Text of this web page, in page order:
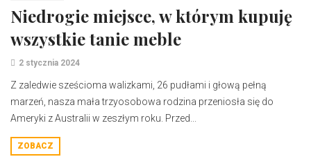
Niedrogie miejsce, w którym kupuję
wszystkie tanie meble
2 stycznia 2024
Z zaledwie sześcioma walizkami, 26 pudłami i głową pełną
marzeń, nasza mała trzyosobowa rodzina przeniosła się do
Ameryki z Australii w zeszłym roku. Przed...
ZOBACZ